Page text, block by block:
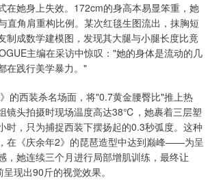
在她身上失效。172cm的身高本易显笨重，她
直角肩重构比例。某次红毯生图流出，抹胸短
制成数学建模图，发现其大腿与小腿长度比竟
主编在采访中惊叹："她的身体是流动的几
在践行美学暴力。"
的西装杀名场面，将"0.7黄金腰臀比"推上热
镜头拍摄时现场温度高达38℃，她裹着三层塑
时，只为捕捉西装下摆扬起的0.3秒弧度。这种
在《庆余年2》的琵琶造型中达到巅峰——为呈
，她连续三个月进行局部增肌训练，最终让
现出90斤的视觉效果。